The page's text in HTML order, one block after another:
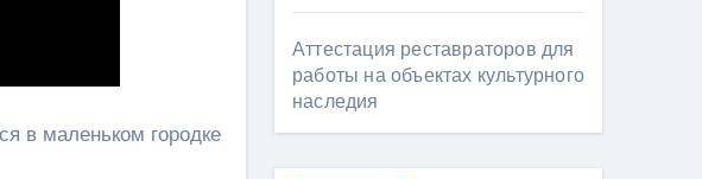
в маленьком городке
Аттестация реставраторов для
работы на объектах культурного
наследия